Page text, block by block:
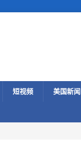
短视频 美国新闻